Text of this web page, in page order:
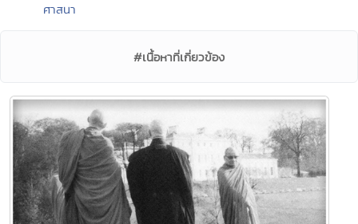
ศาสนา
#เนื้อหาที่เกี่ยวข้อง